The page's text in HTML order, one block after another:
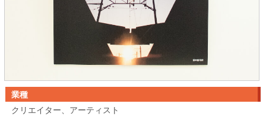
業種
クリエイター、アーティスト